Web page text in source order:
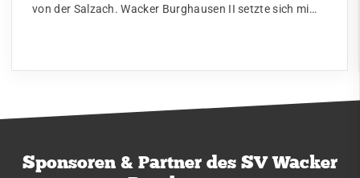
von der Salzach. Wacker Burghausen II setzte sich mi…
Sponsoren & Partner des SV Wacker